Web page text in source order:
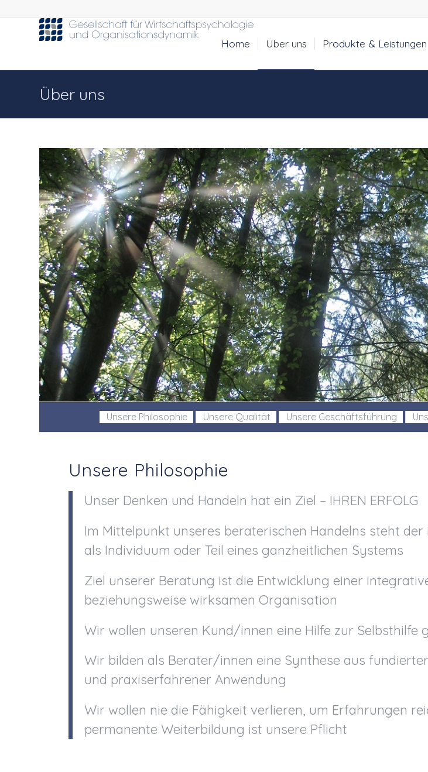
Home Über uns Produkte & Leistungen
Über uns
Unsere Philosophie Unsere Qualität Unsere Geschäftsführung
Unsere Philosophie
Unser Denken und Handeln hat ein Ziel – IHREN ERFOLG
Im Mittelpunkt unseres beraterischen Handelns steht der
als Individuum oder Teil eines ganzheitlichen Systems
Ziel unserer Beratung ist die Entwicklung einer
beziehungsweise wirksamen Organisation
Wir wollen unseren Kund/innen eine Hilfe zur Selbsthilfe
Wir bilden als Berater/innen eine Synthese aus
und praxiserfahrener Anwendung
Wir wollen nie die Fähigkeit verlieren, um Erfahrungen
permanente Weiterbildung ist unsere Pflicht